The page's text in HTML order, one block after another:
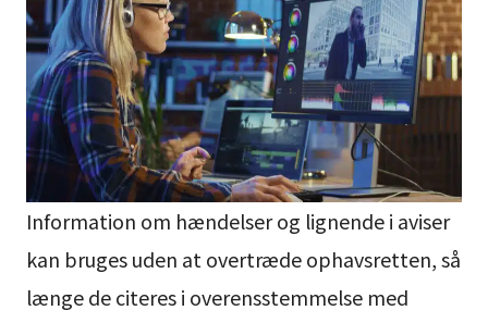
Information om hændelser og lignende i aviser
kan bruges uden at overtræde ophavsretten, så
længe de citeres i overensstemmelse med